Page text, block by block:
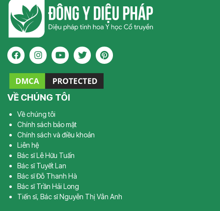
VỀ CHÚNG TÔI
Về chúng tôi
Chính sách bảo mật
Chính sách và điều khoản
Liên hệ
Bác sĩ Lê Hữu Tuấn
Bác sĩ Tuyết Lan
Bác sĩ Đỗ Thanh Hà
Bác sĩ Trần Hải Long
Tiến sĩ, Bác sĩ Nguyễn Thị Vân Anh